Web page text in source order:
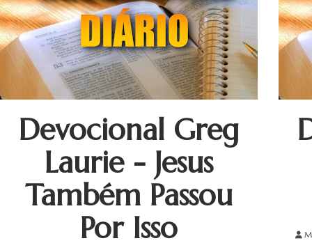
Devocional Greg
Laurie - Jesus
Também Passou
Por Isso